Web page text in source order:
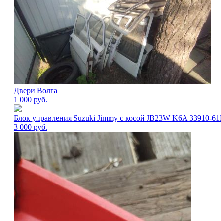
Двери Волга
1 000 руб.
Блок управления Suzuki Jimmy с косой JB23W K6A 33910-
3 000 руб.